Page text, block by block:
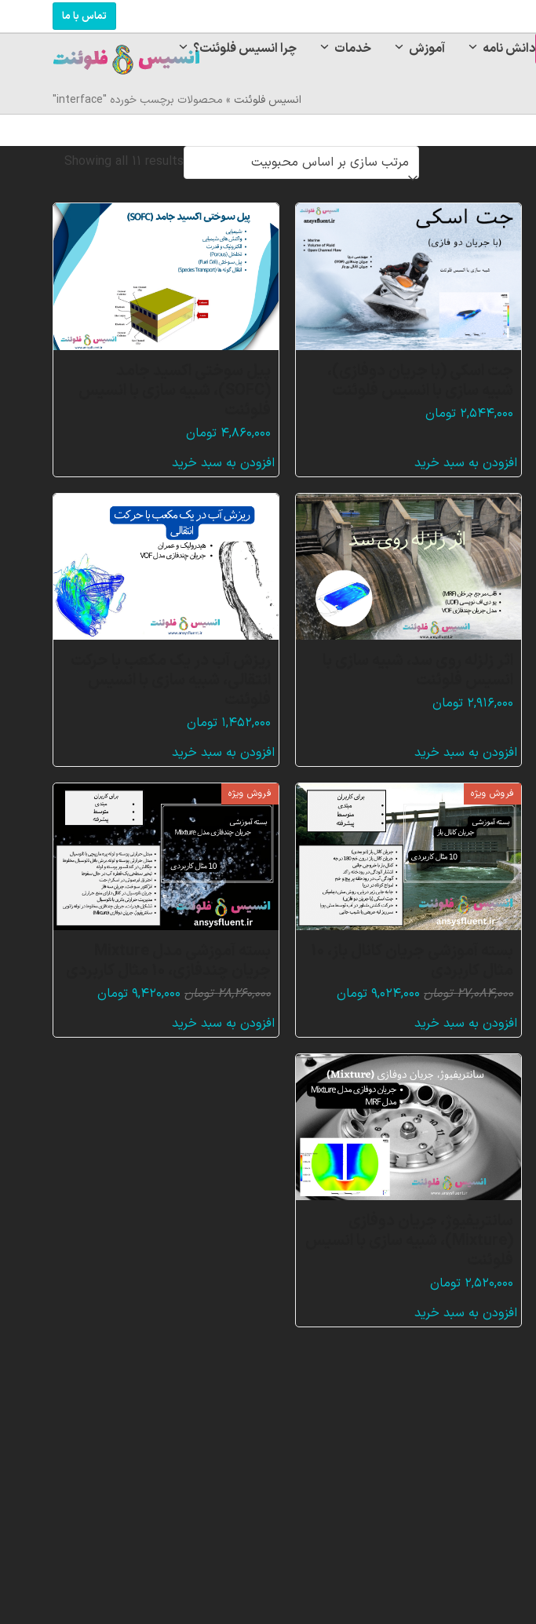
تماس با ما
چرا انسیس فلوئنت؟ خدمات آموزش دانش نامه
انسیس فلوئنت » محصولات برچسب خورده "interface"
Showing all 11 results
Sorted
popularity
۲,۵۴۴,۰۰۰ تومان
افزودن به سبد خرید
۴,۸۶۰,۰۰۰ تومان
افزودن به سبد خرید
۲,۹۱۶,۰۰۰ تومان
افزودن به سبد خرید
۱,۴۵۲,۰۰۰ تومان
افزودن به سبد خرید
فروش ویژه
۲۷,۰۸۴,۰۰۰ تومان قیمت
۹,۰۲۴,۰۰۰ تومانقیمت
افزودن به سبد خرید
فروش ویژه
۲۸,۲۶۰,۰۰۰ تومان قیمت
۹,۴۲۰,۰۰۰ تومانقیمت
افزودن به سبد خرید
۲,۵۲۰,۰۰۰ تومان
افزودن به سبد خرید